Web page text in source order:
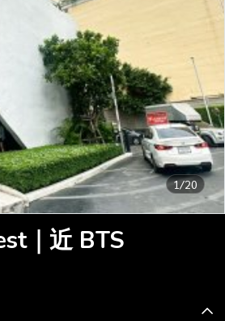
1/20
｜近 BTS